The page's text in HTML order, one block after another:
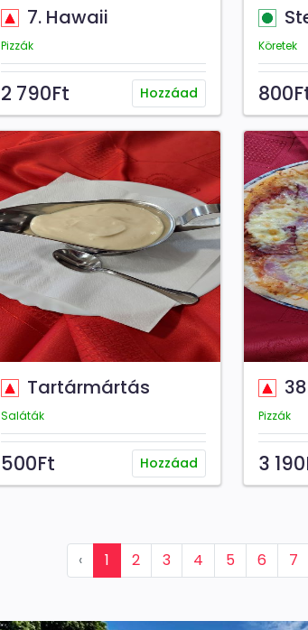
7. Hawaii
Pizzák
2 790Ft Hozzáad
Köretek
Tartármártás
Saláták
500Ft Hozzáad
Pizzák
3
‹ 1 2 3 4 5 6 7